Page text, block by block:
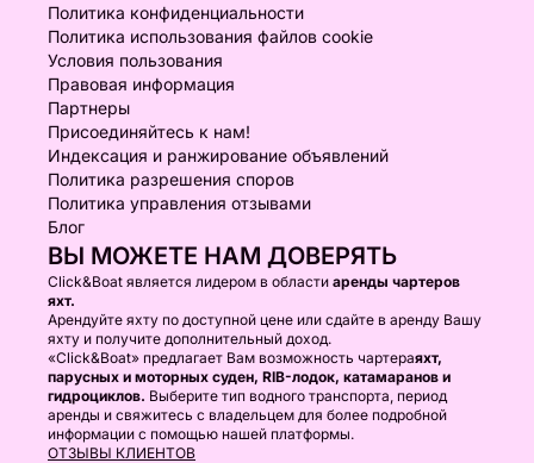
Политика конфиденциальности
Политика использования файлов cookie
Условия пользования
Правовая информация
Партнеры
Присоединяйтесь к нам!
Индексация и ранжирование объявлений
Политика разрешения споров
Политика управления отзывами
Блог
ВЫ МОЖЕТЕ НАМ ДОВЕРЯТЬ
Click&Boat является лидером в области аренды чартеров
яхт.
Арендуйте яхту по доступной цене или сдайте в аренду Вашу
яхту и получите дополнительный доход.
«Click&Boat» предлагает Вам возможность чартераяхт,
парусных и моторных суден, RIB-лодок, катамаранов и
гидроциклов. Выберите тип водного транспорта, период
аренды и свяжитесь с владельцем для более подробной
информации с помощью нашей платформы.
ОТЗЫВЫ КЛИЕНТОВ